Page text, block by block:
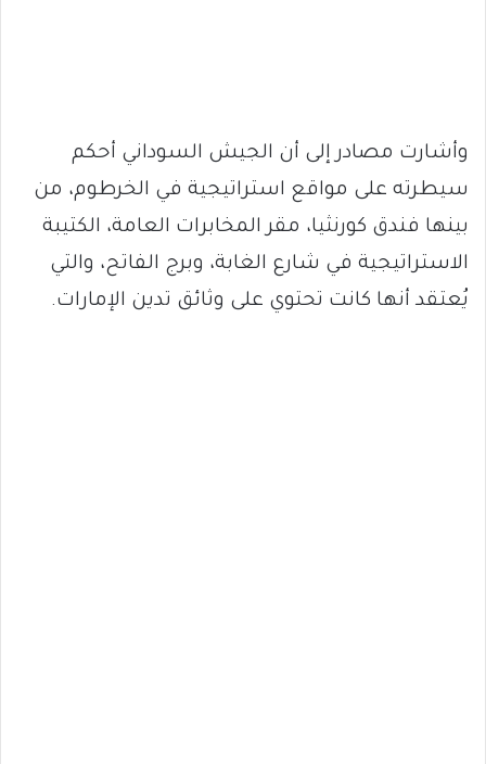
وأشارت مصادر إلى أن الجيش السوداني أحكم
سيطرته على مواقع استراتيجية في الخرطوم، من
بينها فندق كورنثيا، مقر المخابرات العامة، الكتيبة
الاستراتيجية في شارع الغابة، وبرج الفاتح، والتي
يُعتقد أنها كانت تحتوي على وثائق تدين الإمارات.